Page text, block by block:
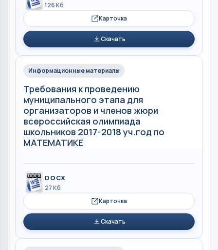
126 Кб
Карточка
Скачать
Информационные материалы
Требования к проведению
муниципального этапа для
организаторов и членов жюри
всероссийская олимпиада
школьников 2017-2018 уч.год по
МАТЕМАТИКЕ
DOCX
27 Кб
Карточка
Скачать